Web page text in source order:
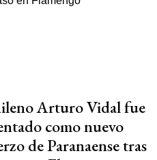
Arturo Vidal fue
como nuevo
de Paranaense tras